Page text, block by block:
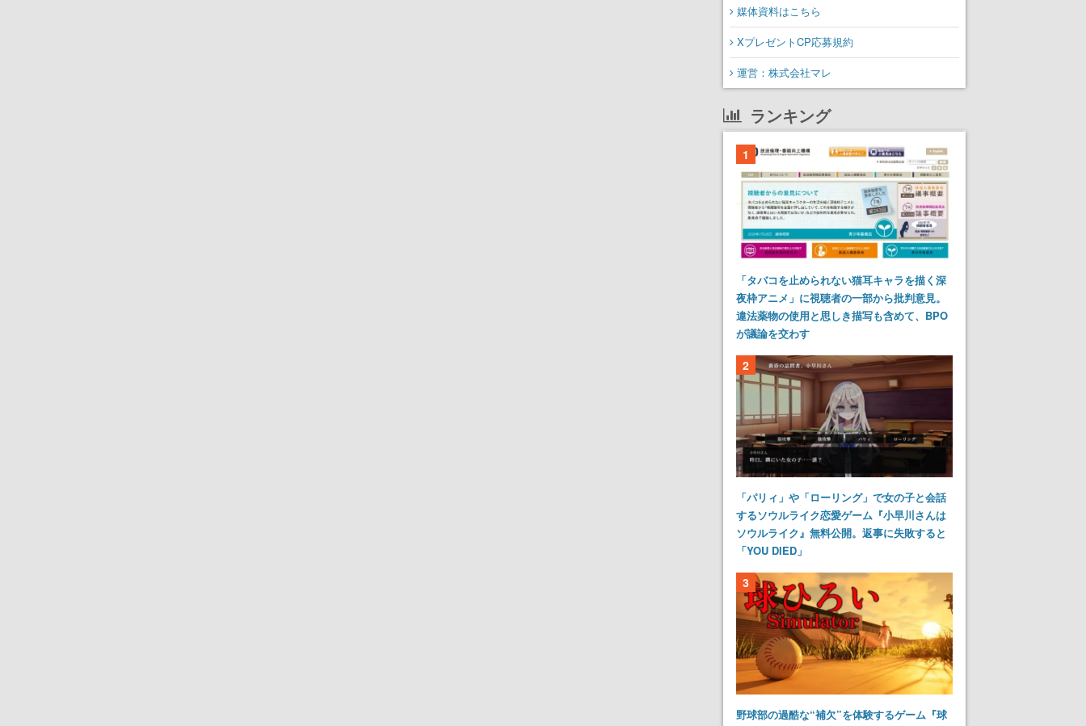
媒体資料はこちら
XプレゼントCP応募規約
運営：株式会社マレ
ランキング
1
「タバコを止められない猫耳キャラを描く深
夜枠アニメ」に視聴者の一部から批判意見。
違法薬物の使用と思しき描写も含めて、BPO
が議論を交わす
2
「パリィ」や「ローリング」で女の子と会話
するソウルライク恋愛ゲーム『小早川さんは
ソウルライク』無料公開。返事に失敗すると
「YOU DIED」
3
野球部の過酷な“補欠”を体験するゲーム『球